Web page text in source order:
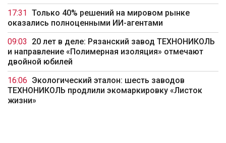
17:31
Только 40% решений на мировом рынке
оказались полноценными ИИ-агентами
09:03
20 лет в деле: Рязанский завод ТЕХНОНИКОЛЬ
и направление «Полимерная изоляция» отмечают
двойной юбилей
16:06 Экологический эталон: шесть заводов
ТЕХНОНИКОЛЬ продлили экомаркировку «Листок
жизни»